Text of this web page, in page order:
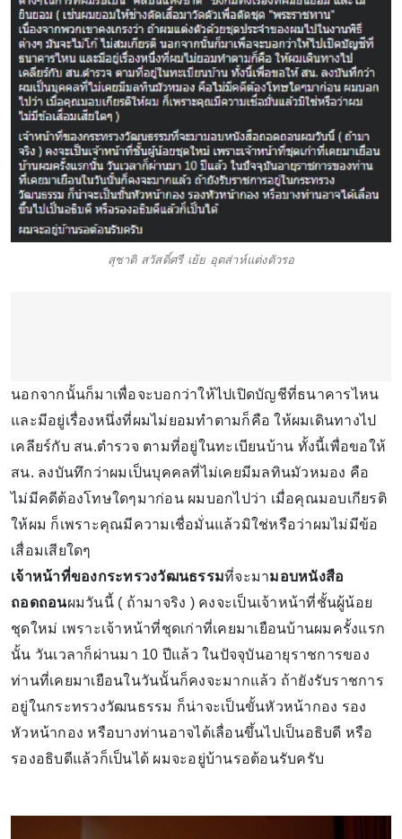
สุชาติ สวัสดิ์ศรี เย้ย อุตส่าห์แต่งตัวรอ
นอกจากนั้นก็มาเพื่อจะบอกว่าให้ไปเปิดบัญชีที่ธนาคารไหน
และมีอยู่เรื่องหนึ่งที่ผมไม่ยอมทำตามก็คือ ให้ผมเดินทางไป
เคลียร์กับ สน.ตำรวจ ตามที่อยู่ในทะเบียนบ้าน ทั้งนี้เพื่อขอให้
สน. ลงบันทึกว่าผมเป็นบุคคลที่ไม่เคยมีมลทินมัวหมอง คือ
ไม่มีคดีต้องโทษใดๆมาก่อน ผมบอกไปว่า เมื่อคุณมอบเกียรติ
ให้ผม ก็เพราะคุณมีความเชื่อมั่นแล้วมิใช่หรือว่าผมไม่มีข้อ
เสื่อมเสียใดๆ
เจ้าหน้าที่ของกระทรวงวัฒนธรรมที่จะมามอบหนังสือ
ถอดถอนผมวันนี้ ( ถ้ามาจริง ) คงจะเป็นเจ้าหน้าที่ชั้นผู้น้อย
ชุดใหม่ เพราะเจ้าหน้าที่ชุดเก่าที่เคยมาเยือนบ้านผมครั้งแรก
นั้น วันเวลาก็ผ่านมา 10 ปีแล้ว ในปัจจุบันอายุราชการของ
ท่านที่เคยมาเยือนในวันนั้นก็คงจะมากแล้ว ถ้ายังรับราชการ
อยู่ในกระทรวงวัฒนธรรม ก็น่าจะเป็นขั้นหัวหน้ากอง รอง
หัวหน้ากอง หรือบางท่านอาจได้เลื่อนขึ้นไปเป็นอธิบดี หรือ
รองอธิบดีแล้วก็เป็นได้ ผมจะอยู่บ้านรอต้อนรับครับ